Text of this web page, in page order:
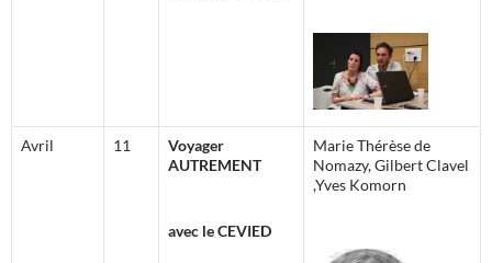
Avril 11
Voyager
AUTREMENT
avec le CEVIED
Marie Thérèse de
Nomazy, Gilbert Clavel
,Yves Komorn